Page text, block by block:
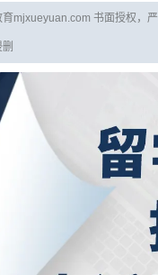
mjxueyuan.com 书面授权，